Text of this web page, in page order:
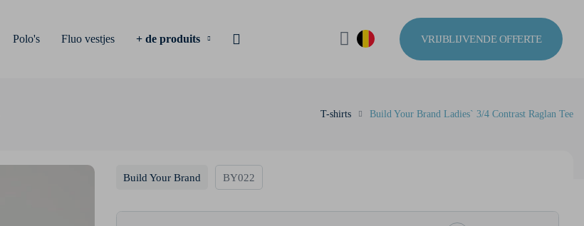
Polo's Fluo vestjes + de produits VRIJBLIJVENDE OFFERTE
T-shirts Build Your Brand Ladies` 3/4 Contrast Raglan Tee
Build Your Brand BY022